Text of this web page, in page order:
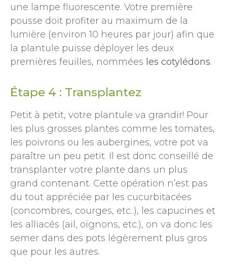
une lampe fluorescente. Votre première
pousse doit profiter au maximum de la
lumière (environ 10 heures par jour) afin que
la plantule puisse déployer les deux
premières feuilles, nommées les cotylédons.
Étape 4 : Transplantez
Petit à petit, votre plantule va grandir! Pour
les plus grosses plantes comme les tomates,
les poivrons ou les aubergines, votre pot va
paraître un peu petit. Il est donc conseillé de
transplanter votre plante dans un plus
grand contenant. Cette opération n’est pas
du tout appréciée par les cucurbitacées
(concombres, courges, etc..), les capucines et
les alliacés (ail, oignons, etc.), on va donc les
semer dans des pots légèrement plus gros
que pour les autres.